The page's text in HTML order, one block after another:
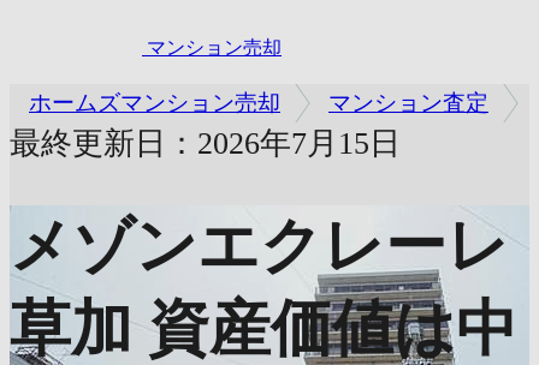
マンション売却
ホームズマンション売却 マンション査定
最終更新日：2026年7月15日
メゾンエクレーレ
草加 資産価値は中